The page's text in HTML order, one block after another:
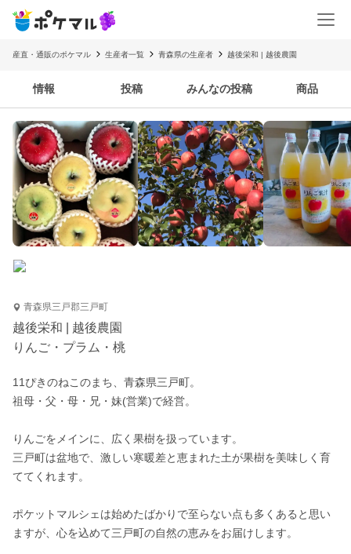
産直・通販のポケマル 生産者一覧 青森県の生産者 越後栄和 | 越後農園
情報 投稿 みんなの投稿 商品
青森県三戸郡三戸町
越後栄和 | 越後農園
りんご・プラム・桃
11ぴきのねこのまち、青森県三戸町。
祖母・父・母・兄・妹(営業)で経営。
りんごをメインに、広く果樹を扱っています。
三戸町は盆地で、激しい寒暖差と恵まれた土が果樹を美味しく育
ててくれます。
ポケットマルシェは始めたばかりで至らない点も多くあると思い
ますが、心を込めて三戸町の自然の恵みをお届けします。